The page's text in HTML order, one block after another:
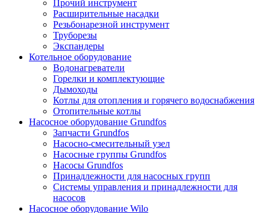
Прочий инструмент
Расширительные насадки
Резьбонарезной инструмент
Труборезы
Экспандеры
Котельное оборудование
Водонагреватели
Горелки и комплектующие
Дымоходы
Котлы для отопления и горячего водоснабжения
Отопительные котлы
Насосное оборудование Grundfos
Запчасти Grundfos
Насосно-смесительный узел
Насосные группы Grundfos
Насосы Grundfos
Принадлежности для насосных групп
Системы управления и принадлежности для
насосов
Насосное оборудование Wilo